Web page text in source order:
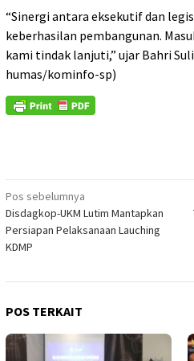
“Sinergi antara eksekutif dan
keberhasilan pembangunan.
kami tindak lanjuti,” ujar Bahri
humas/kominfo-sp)
Navigasi
pos
Pos sebelumnya
Disdagkop-UKM Lutim Mantapkan
Persiapan Pelaksanaan Lauching
KDMP
POS TERKAIT